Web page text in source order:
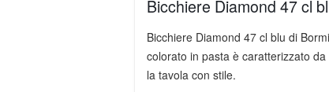
Bicchiere Diamond 47 cl
Bicchiere Diamond 47 cl blu di
colorato in pasta è caratterizzato
la tavola con stile.